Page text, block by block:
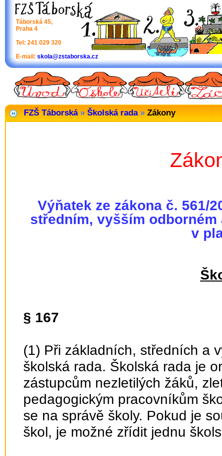
Táborská 45,
Praha 4
Tel: 241 029 320
E-mail: skola@zstaborska.cz
FZŠ Táborská » Školská rada » Zákony
Výňatek ze zákona č. 561/
středním, vyšším
v
§ 167
(1) Při základních, středních a
školská rada. Školská rada je
zástupcům nezletilých žáků,
pedagogickým pracovníkům
se na správě školy. Pokud je
škol, je možné zřídit jednu